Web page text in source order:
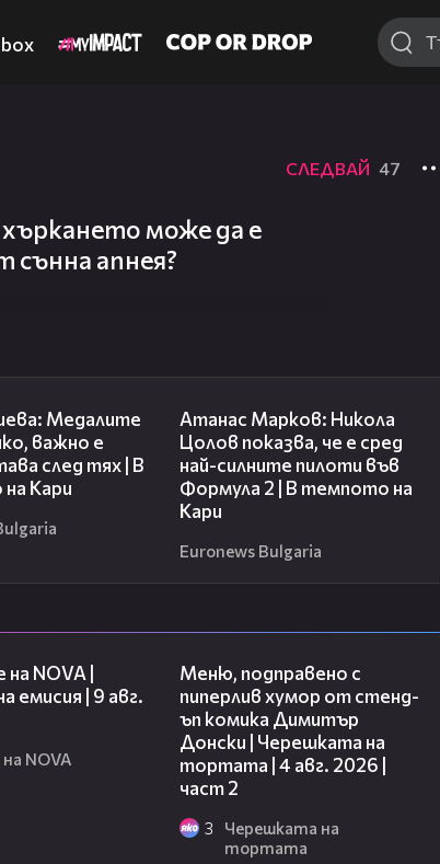
СЛЕДВАЙ 47
хъркането може да е
сънна апнея?
Медалите
важно е
след тях | В
Кари
Атанас Марков: Никола
Цолов показва, че е сред
най-силните пилоти във
Формула 2 | В темпото на
Кари
Euronews Bulgaria
NOVA |
емисия | 9 авг.
NOVA
Меню, подправено с
пиперлив хумор от стенд-
ъп комика Димитър
Донски | Черешката на
тортата | 4 авг. 2026 |
част 2
3
Черешката на
тортата